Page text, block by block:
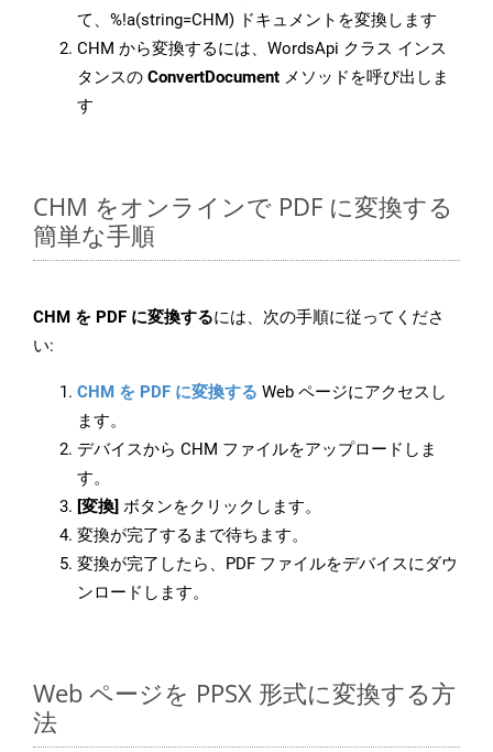
て、%!a(string=CHM) ドキュメントを変換します
CHM から変換するには、WordsApi クラス インス
タンスの ConvertDocument メソッドを呼び出しま
す
CHM をオンラインで PDF に変換する
簡単な手順
CHM を PDF に変換するには、次の手順に従ってくださ
い:
CHM を PDF に変換する Web ページにアクセスし
ます。
デバイスから CHM ファイルをアップロードしま
す。
[変換] ボタンをクリックします。
変換が完了するまで待ちます。
変換が完了したら、PDF ファイルをデバイスにダウ
ンロードします。
Web ページを PPSX 形式に変換する方
法